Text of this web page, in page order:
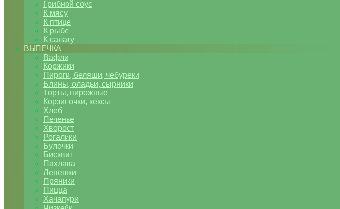
Грибной соус
К мясу
К птице
К рыбе
К салату
ВЫПЕЧКА
Вафли
Коржики
Пироги, беляши, чебуреки
Блины, оладьи, сырники
Торты, пирожные
Корзиночки, кексы
Хлеб
Печенье
Хворост
Рогалики
Булочки
Бисквит
Пахлава
Лепешки
Пряники
Пицца
Хачапури